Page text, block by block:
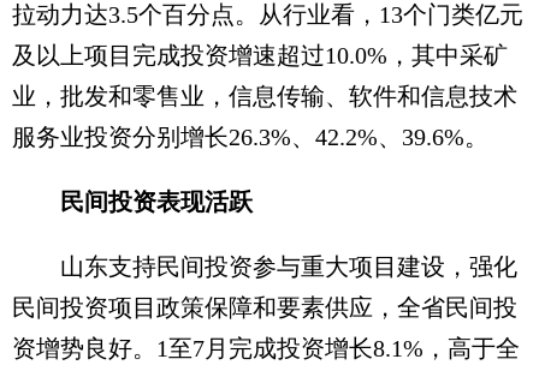
拉动力达3.5个百分点。从行业看，13个门类亿元
及以上项目完成投资增速超过10.0%，其中采矿
业，批发和零售业，信息传输、软件和信息技术
服务业投资分别增长26.3%、42.2%、39.6%。
民间投资表现活跃
山东支持民间投资参与重大项目建设，强化
民间投资项目政策保障和要素供应，全省民间投
资增势良好。1至7月完成投资增长8.1%，高于全